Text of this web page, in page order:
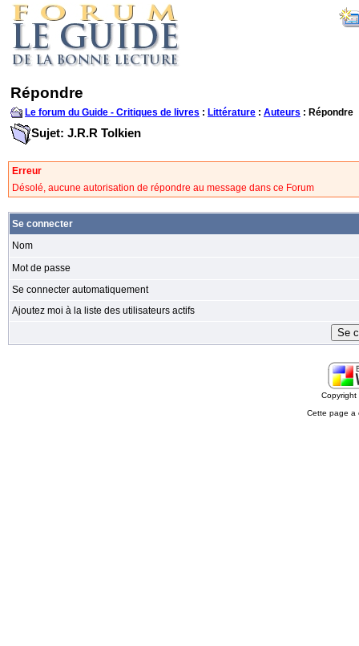
Répondre
Le forum du Guide - Critiques de livres : Littérature : Auteurs : Répondre
Sujet: J.R.R Tolkien
Erreur
Désolé, aucune autorisation de répondre au message dans ce Forum
Se connecter
Nom
Mot de passe
Se connecter automatiquement
Ajoutez moi à la liste des utilisateurs actifs
Cette page a